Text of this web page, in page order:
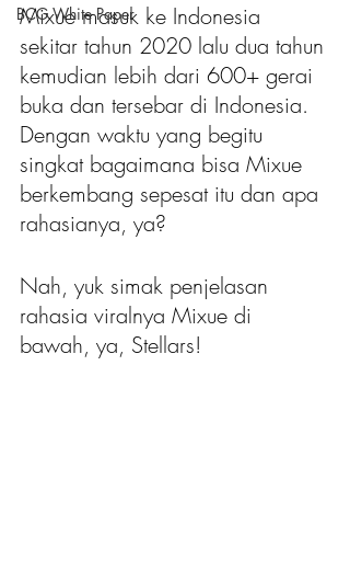
BCG White Paper
Mixue masuk ke Indonesia
sekitar tahun 2020 lalu dua tahun
kemudian lebih dari 600+ gerai
buka dan tersebar di Indonesia.
Dengan waktu yang begitu
singkat bagaimana bisa Mixue
berkembang sepesat itu dan apa
rahasianya, ya?
Nah, yuk simak penjelasan
rahasia viralnya Mixue di
bawah, ya, Stellars!